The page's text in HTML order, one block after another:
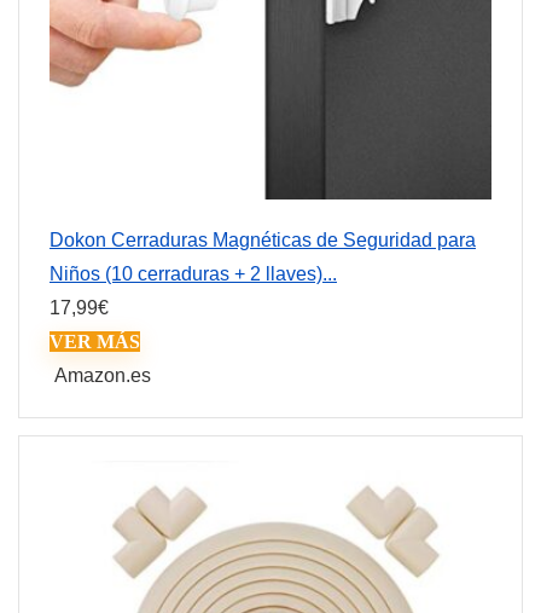
Dokon Cerraduras Magnéticas de Seguridad para
Niños (10 cerraduras + 2 llaves)...
17,99€
VER MÁS
Amazon.es